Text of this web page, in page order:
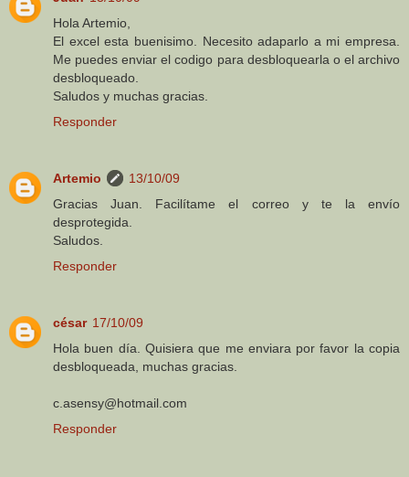
Hola Artemio,
El excel esta buenisimo. Necesito adaparlo a mi empresa.
Me puedes enviar el codigo para desbloquearla o el archivo
desbloqueado.
Saludos y muchas gracias.
Responder
Artemio
13/10/09
Gracias Juan. Facilítame el correo y te la envío
desprotegida.
Saludos.
Responder
césar 17/10/09
Hola buen día. Quisiera que me enviara por favor la copia
desbloqueada, muchas gracias.
c.asensy@hotmail.com
Responder